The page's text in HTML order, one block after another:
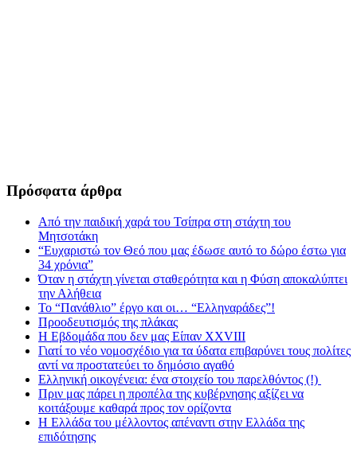
Πρόσφατα άρθρα
Από την παιδική χαρά του Τσίπρα στη στάχτη του
Μητσοτάκη
“Ευχαριστώ τον Θεό που μας έδωσε αυτό το δώρο έστω για
34 χρόνια”
Όταν η στάχτη γίνεται σταθερότητα και η Φύση αποκαλύπτει
την Αλήθεια
Το “Πανάθλιο” έργο και οι… “Ελληναράδες”!
Προοδευτισμός της πλάκας
Η Εβδομάδα που δεν μας Είπαν XXVIII
Γιατί το νέο νομοσχέδιο για τα ύδατα επιβαρύνει τους πολίτες
αντί να προστατεύει το δημόσιο αγαθό
Ελληνική οικογένεια: ένα στοιχείο του παρελθόντος (!)
Πριν μας πάρει η προπέλα της κυβέρνησης αξίζει να
κοιτάξουμε καθαρά προς τον ορίζοντα
Η Ελλάδα του μέλλοντος απέναντι στην Ελλάδα της
επιδότησης